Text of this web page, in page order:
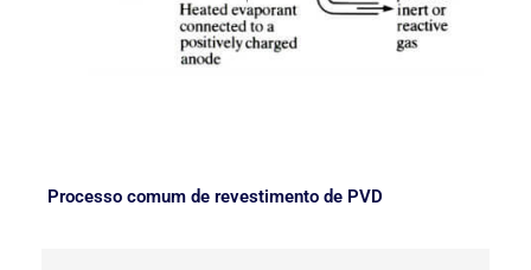
Processo comum de revestimento de PVD